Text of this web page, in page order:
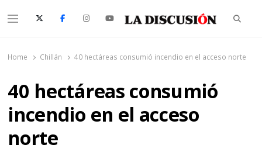
Menu
Home Chillán 40 hectáreas consumió incendio en el acceso norte
40 hectáreas consumió
incendio en el acceso
norte